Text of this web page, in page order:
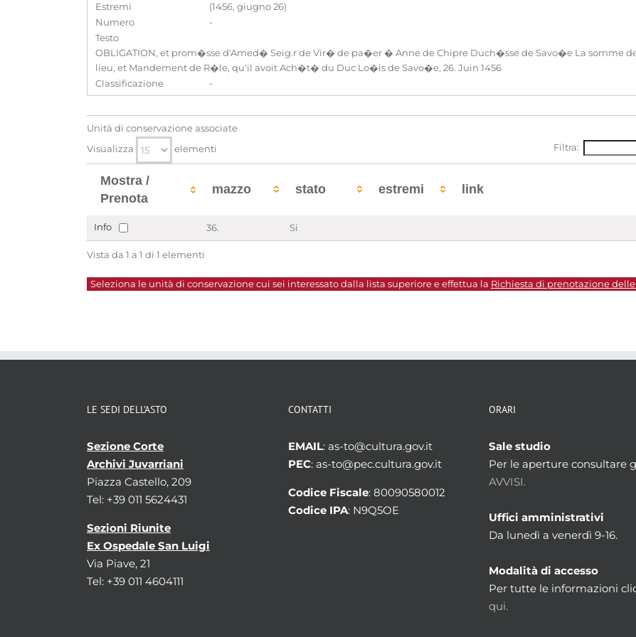
Estremi
(1456, giugno 26)
Numero
-
Testo
OBLIGATION, et prom�sse d'Amed� Seig.r de Vir� de pa�er � Anne de Chipre Duch�sse de Savo�e La somme
lieu, et Mandement de R�le, qu'il avoit Ach�t� du Duc Lo�is de Savo�e, 26. Juin 1456
Classificazione
-
Unità di conservazione associate
Visualizza elementi Filtra:
Mostra /
Prenota
mazzo stato estremi link
Info 36. Si
Vista da 1 a 1 di 1 elementi
Seleziona le unità di conservazione cui sei interessato dalla lista superiore e effettua la Richiesta di prenotazione
LE SEDI DELL’ASTO
Sezione Corte
Archivi Juvarriani
Piazza Castello, 209
Tel: +39 011 5624431
Sezioni Riunite
Ex Ospedale San Luigi
Via Piave, 21
Tel: +39 011 4604111
CONTATTI
EMAIL: as-to@cultura.gov.it
PEC: as-to@pec.cultura.gov.it
Codice Fiscale: 80090580012
Codice IPA: N9Q5OE
ORARI
Sale studio
Per le aperture consultare
AVVISI.
Uffici amministrativi
Da lunedì a venerdì 9-16.
Modalità di accesso
Per tutte le informazioni
qui.